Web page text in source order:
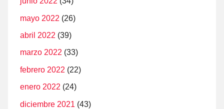
mayo 2022 (26)
abril 2022 (39)
marzo 2022 (33)
febrero 2022 (22)
enero 2022 (24)
diciembre 2021 (43)